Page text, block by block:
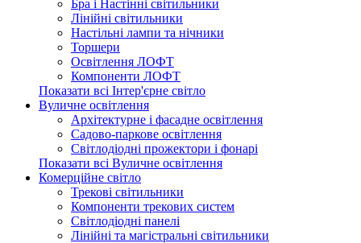
Бра і Настінні світильники
Лінійні світильники
Настільні лампи та нічники
Торшери
Освітлення ЛОФТ
Компоненти ЛОФТ
Показати всі Інтер'єрне світло
Вуличне освітлення
Архітектурне і фасадне освітлення
Садово-паркове освітлення
Світлодіодні прожектори і фонарі
Показати всі Вуличне освітлення
Комерційне світло
Трекові світильники
Компоненти трекових систем
Світлодіодні панелі
Лінійні та магістральні світильники